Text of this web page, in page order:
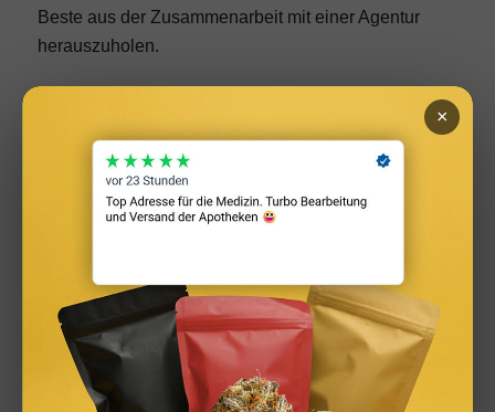
Beste aus der Zusammenarbeit mit einer Agentur
herauszuholen.
TikTok Marketing: Interview
Du willst noch mehr Tipps und Tricks? Hier im
Interview bekommst du direkt eine ganze Checkliste
von unserem Social Media Experten:
×